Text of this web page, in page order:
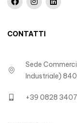
CONTATTI
Sede
Industriale)
+39 0828